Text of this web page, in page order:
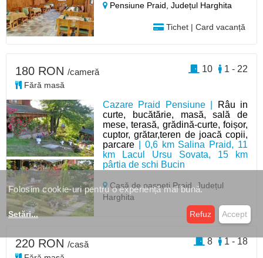
Pensiune Praid,Județul Harghita
Tichet | Card vacanță
Cazare Praid Pensiune |
Râu in
curte, bucătărie, masă, sală de
mese, terasă, grădină-curte, foișor,
cuptor, grătar,teren de joacă copii,
parcare | 0,6 km Salina Praid, 11
km Lacul Ursu Sovata, 15 km
pârtia de schi Bucin
Casă de oaspeți Praid,Județul
Harghita
180 RON /cameră
Fără masă
1 - 22
10
220 RON /casă 1 - 18
8
Folosim cookie-uri pentru o experiență mai bună.
Setări... Refuz Accept